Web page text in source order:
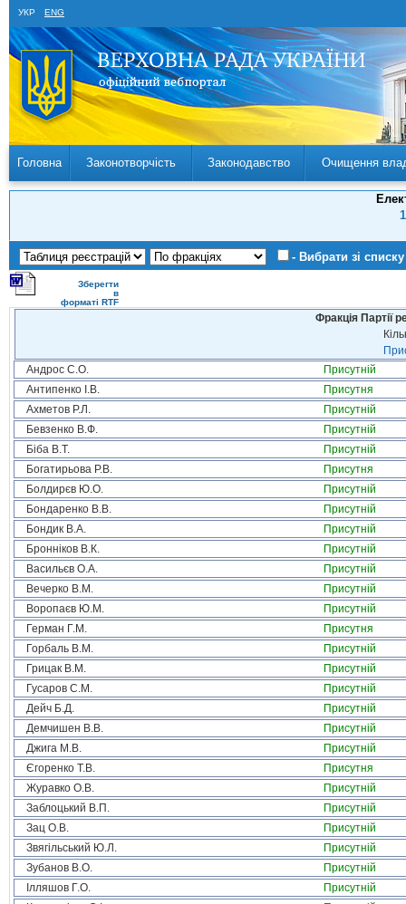
УКР ENG
Головна Законотворчість Законодавство Очищення
- Вибрати зі списку
Зберегти
в
форматі RTF
Фракція Партії
Андрос С.О.
Присутній
Антипенко І.В.
Присутня
Ахметов Р.Л.
Присутній
Бевзенко В.Ф.
Присутній
Біба В.Т.
Присутній
Богатирьова Р.В.
Присутня
Болдирєв Ю.О.
Присутній
Бондаренко В.В.
Присутній
Бондик В.А.
Присутній
Бронніков В.К.
Присутній
Васильєв О.А.
Присутній
Вечерко В.М.
Присутній
Воропаєв Ю.М.
Присутній
Герман Г.М.
Присутня
Горбаль В.М.
Присутній
Грицак В.М.
Присутній
Гусаров С.М.
Присутній
Дейч Б.Д.
Присутній
Демчишен В.В.
Присутній
Джига М.В.
Присутній
Єгоренко Т.В.
Присутня
Журавко О.В.
Присутній
Заблоцький В.П.
Присутній
Зац О.В.
Присутній
Звягільський Ю.Л.
Присутній
Зубанов В.О.
Присутній
Ілляшов Г.О.
Присутній